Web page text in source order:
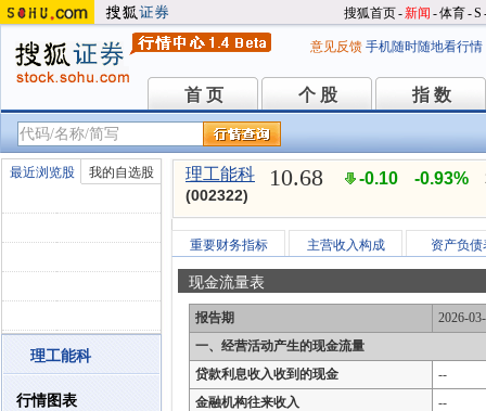
搜狐首页-新闻 -体育-S
意见反馈 手机随时随地看行情
首 页
首 页 个 股
个 股 指 数
指 数
最近浏览股 我的自选股
理工能科
行情图表
理工能科
(002322)
10.68 -0.10 -0.93%
重要财务指标 主营收入构成 资产负债
现金流量表
报告期
2026-
一、经营活动产生的现金流量
贷款利息收入收到的现金
--
金融机构往来收入
--